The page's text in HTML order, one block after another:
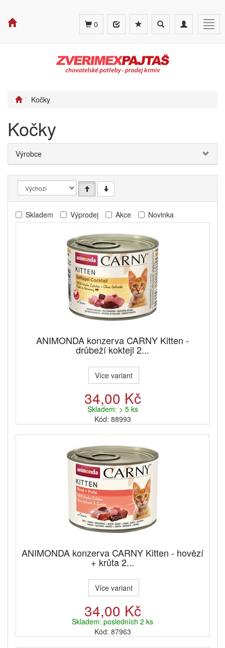
Toggle
navigation
Toggle
search
0
Kočky
Kočky
Výrobce
Skladem Výprodej Akce Novinka
ANIMONDA konzerva CARNY Kitten -
drůbeží koktejl 2...
Více variant
34,00 Kč
Skladem: > 5 ks
Kód: 88993
ANIMONDA konzerva CARNY Kitten - hovězí
+ krůta 2...
Více variant
34,00 Kč
Skladem: posledních 2 ks
Kód: 87963